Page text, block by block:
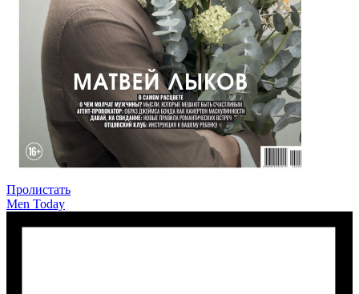
Пролистать
Men Today